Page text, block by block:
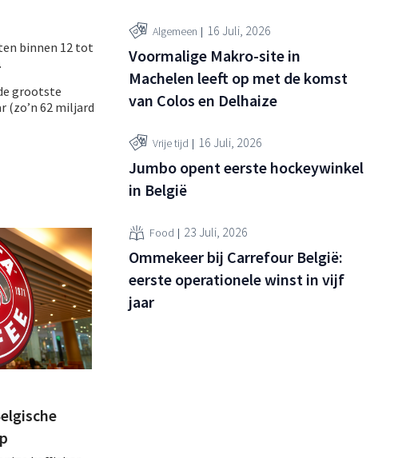
binnen 12 tot
grootste
(zo’n 62 miljard
Algemeen 16 Juli, 2026
Voormalige Makro-site in
Machelen leeft op met de komst
van Colos en Delhaize
Vrije tijd 16 Juli, 2026
Jumbo opent eerste hockeywinkel
in België
Food 23 Juli, 2026
Ommekeer bij Carrefour België:
eerste operationele winst in vijf
jaar